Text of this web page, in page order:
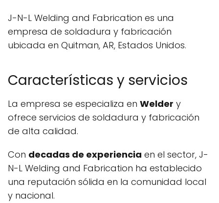
J-N-L Welding and Fabrication es una
empresa de soldadura y fabricación
ubicada en Quitman, AR, Estados Unidos.
Características y servicios
La empresa se especializa en Welder y
ofrece servicios de soldadura y fabricación
de alta calidad.
Con decadas de experiencia en el sector, J-
N-L Welding and Fabrication ha establecido
una reputación sólida en la comunidad local
y nacional.